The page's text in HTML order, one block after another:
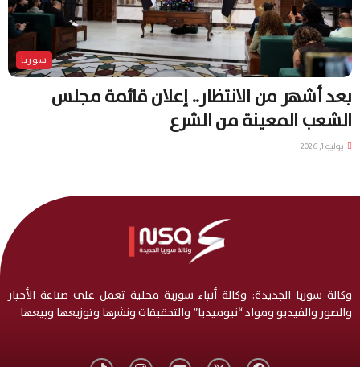
سوريا
بعد أشهر من الانتظار.. إعلان قائمة مجلس
الشعب المعينة من الشرع
يوليو 1, 2026
وكالة سوريا الجديدة: وكالة أنباء سورية محلية تعمل على صناعة الأخبار
والصور والفيديو ومواد “نيوميديا” والتحقيقات ونشرها وتوزيعها وبيعها